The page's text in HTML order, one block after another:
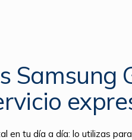
Samsung
en tu día a día: lo utilizas